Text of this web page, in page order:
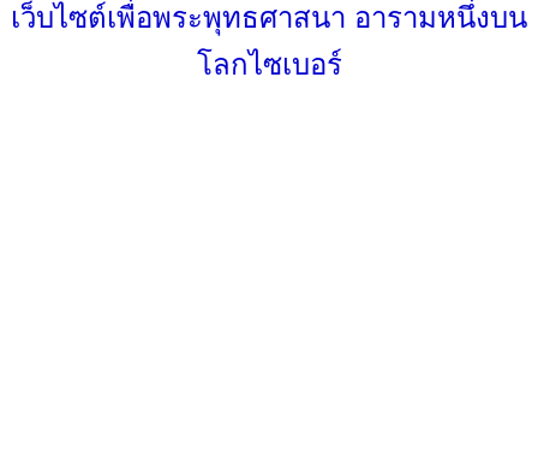
เว็บไซต์เพื่อพระพุทธศาสนา อารามหนึ่งบน
โลกไซเบอร์